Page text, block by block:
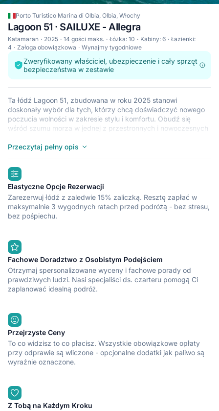
Porto Turistico Marina di Olbia, Olbia, Włochy
Lagoon 51 · SAILUXE - Allegra
Katamaran 2025 14 gości maks. Łóżka: 10 Kabiny: 6
Łazienki:
4
Załoga obowiązkowa Wynajmy tygodniowe
Zweryfikowany właściciel, ubezpieczenie i cały sprzęt
bezpieczeństwa w zestawie
Ta łódź Lagoon 51, zbudowana w roku 2025 stanowi
doskonały wybór dla tych, którzy chcą doświadczyć nowego
poczucia wolności w zakresie stylu i komfortu. Obudź się
wśród szumu morza w jednej z przestronnych i nowoczesnych
14 osób, jest idealny do żeglowania z przyjaciółmi i rodziną.
di Olbia (Olbia), która jest dogodnym punktem wyjściowym do
zwiedzania statkiem krajów takich jak Włochy. Miłego rejsu.
Przeczytaj pełny opis
highlights
Elastyczne Opcje Rezerwacji
Zarezerwuj łódź z zaledwie 15% zaliczką. Resztę zapłać w
maksymalnie 3 wygodnych ratach przed podróżą - bez stresu,
bez pośpiechu.
Fachowe Doradztwo z Osobistym Podejściem
Otrzymaj spersonalizowane wyceny i fachowe porady od
prawdziwych ludzi. Nasi specjaliści ds. czarteru pomogą Ci
zaplanować idealną podróż.
Przejrzyste Ceny
To co widzisz to co płacisz. Wszystkie obowiązkowe opłaty
przy odprawie są wliczone - opcjonalne dodatki jak paliwo są
wyraźnie oznaczone.
Z Tobą na Każdym Kroku